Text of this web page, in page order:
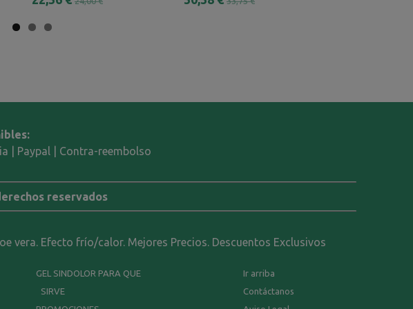
| Paypal | Contra-reembolso
reservados
vera. Efecto frío/calor. Mejores Precios. Descuentos Exclusivos
GEL SINDOLOR PARA QUE
SIRVE
Ir arriba
Contáctanos